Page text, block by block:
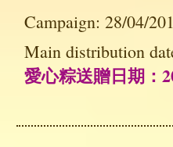
Campaign: 28/04/
Main distribution
愛心粽送贈日期：